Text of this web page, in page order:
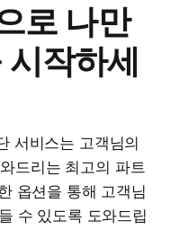
로 나만
작하세
서비스는 고객님의
드리는 최고의 파트
옵션을 통해 고객님
수 있도록 도와드립